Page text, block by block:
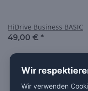
HiDrive Business BASIC
49,00 € *
Wir
Wir verwenden